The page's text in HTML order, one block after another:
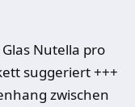
Glas Nutella pro
suggeriert +++
zwischen